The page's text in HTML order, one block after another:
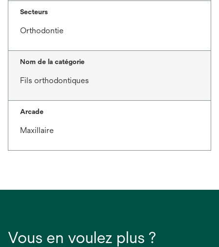
Secteurs
Orthodontie
Nom de la catégorie
Fils orthodontiques
Arcade
Maxillaire
Vous en voulez plus ?